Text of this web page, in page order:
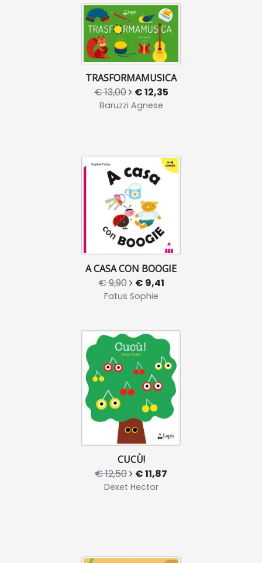
TRASFORMAMUSICA
€ 13,00 € 12,35
Baruzzi Agnese
A CASA CON BOOGIE
€ 9,90 € 9,41
Fatus Sophie
CUCÙ!
€ 12,50 € 11,87
Dexet Hector